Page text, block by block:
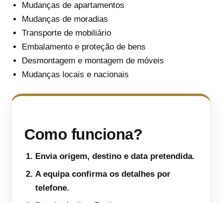
Mudanças de apartamentos
Mudanças de moradias
Transporte de mobiliário
Embalamento e proteção de bens
Desmontagem e montagem de móveis
Mudanças locais e nacionais
Como funciona?
Envia origem, destino e data pretendida.
A equipa confirma os detalhes por
telefone.